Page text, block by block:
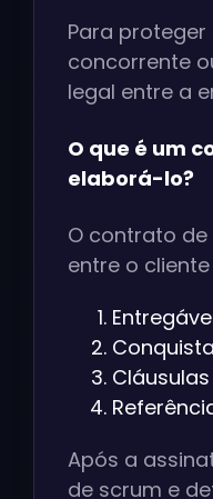
Para
concorrente
legal entre a
O que é um
elaborá-lo?
O contrato
entre o
Após a
de scrum e